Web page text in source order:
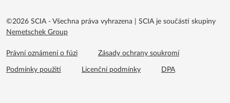
©2026 SCIA - Všechna práva vyhrazena
SCIA je součástí skupiny
Nemetschek Group
Footer menu extra
Právní oznámení o fúzi Zásady ochrany soukromí
Podmínky použití Licenční podmínky DPA